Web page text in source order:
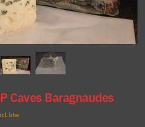
Caves Baragnaudes
btw